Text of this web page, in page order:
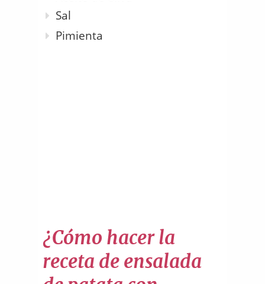
Sal
Pimienta
¿Cómo hacer la
receta de ensalada